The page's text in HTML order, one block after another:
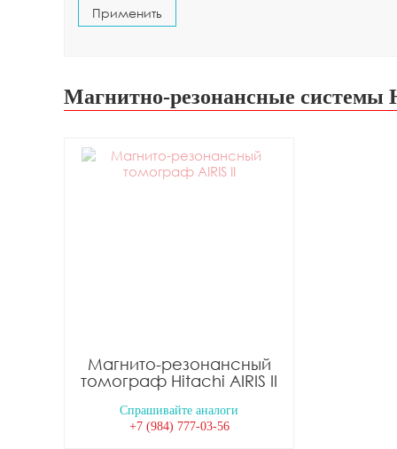
Магнитно-резонансные системы
Магнито-резонансный
томограф Hitachi AIRIS II
Спрашивайте аналоги
+7 (984) 777-03-56